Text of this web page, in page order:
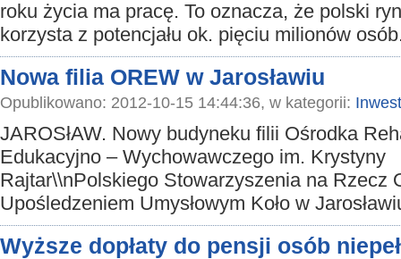
roku życia ma pracę. To oznacza, że polski
korzysta z potencjału ok. pięciu milionów
Nowa filia OREW w Jarosławiu
Opublikowano: 2012-10-15 14:44:36, w kategorii:
JAROSłAW. Nowy budyneku filii Ośrodka
Edukacyjno – Wychowawczego im. Krystyny
Rajtar\\nPolskiego Stowarzyszenia na Rzecz
Upośledzeniem Umysłowym Koło w
Wyższe dopłaty do pensji osób